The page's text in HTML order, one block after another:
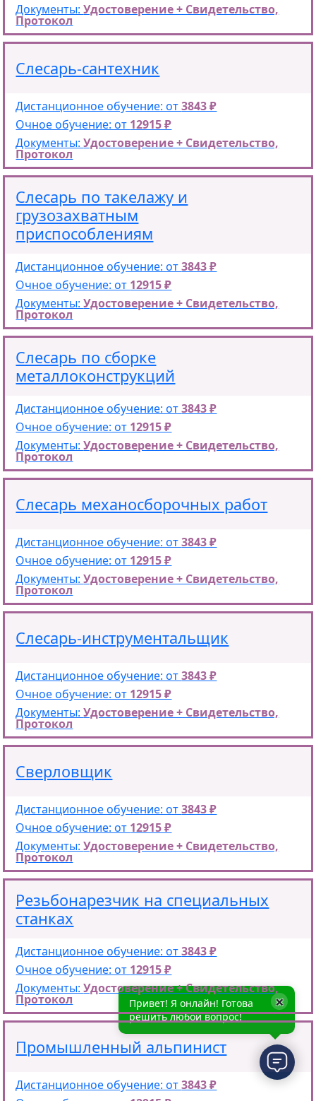
Документы:Удостоверение + Свидетельство,
Протокол
Слесарь-сантехник
Дистанционное обучение: от3843 ₽
Очное обучение: от 12915 ₽
Документы:Удостоверение + Свидетельство,
Протокол
Слесарь по такелажу и
грузозахватным
приспособлениям
Дистанционное обучение: от3843 ₽
Очное обучение: от 12915 ₽
Документы:Удостоверение + Свидетельство,
Протокол
Слесарь по сборке
металлоконструкций
Дистанционное обучение: от3843 ₽
Очное обучение: от 12915 ₽
Документы:Удостоверение + Свидетельство,
Протокол
Слесарь механосборочных работ
Дистанционное обучение: от3843 ₽
Очное обучение: от 12915 ₽
Документы:Удостоверение + Свидетельство,
Протокол
Слесарь-инструментальщик
Дистанционное обучение: от3843 ₽
Очное обучение: от 12915 ₽
Документы:Удостоверение + Свидетельство,
Протокол
Сверловщик
Дистанционное обучение: от3843 ₽
Очное обучение: от 12915 ₽
Документы:Удостоверение + Свидетельство,
Протокол
Резьбонарезчик на специальных
станках
Дистанционное обучение: от3843 ₽
Очное обучение: от 12915 ₽
Документы:Удостоверение + Свидетельство,
Протокол
Промышленный альпинист
Дистанционное обучение: от3843 ₽
Привет! Я онлайн! Готова
решить любой вопрос!
×